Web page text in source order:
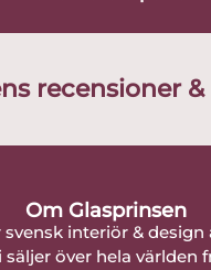
recensioner
Om Glasprinsen
interiör & design
över hela världen